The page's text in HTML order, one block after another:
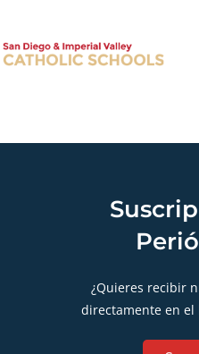
¿Quieres recibir
directamente en el